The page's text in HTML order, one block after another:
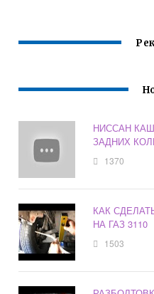
НИССАН
ЗАДНИХ
1370
КАК
НА ГАЗ 3110
1503